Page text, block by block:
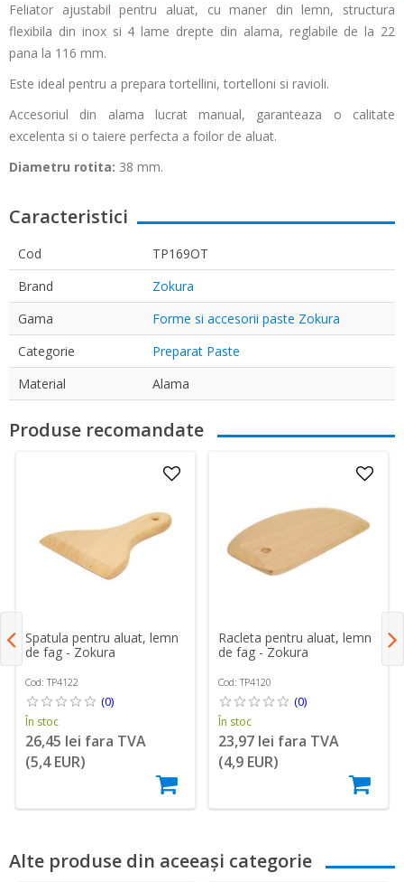
Feliator ajustabil pentru aluat, cu maner din lemn, structura
flexibila din inox si 4 lame drepte din alama, reglabile de la 22
pana la 116 mm.
Este ideal pentru a prepara tortellini, tortelloni si ravioli.
Accesoriul din alama lucrat manual, garanteaza o calitate
excelenta si o taiere perfecta a foilor de aluat.
Diametru rotita: 38 mm.
Caracteristici
Cod
TP169OT
Brand
Zokura
Gama
Forme si accesorii paste Zokura
Categorie
Preparat Paste
Material
Alama
Produse recomandate
Spatula pentru aluat, lemn
de fag - Zokura
Cod: TP4122
(0)
În stoc
26,45 lei fara TVA
(5,4 EUR)
Racleta pentru aluat, lemn
de fag - Zokura
Cod: TP4120
(0)
În stoc
23,97 lei fara TVA
(4,9 EUR)
Alte produse din aceeași categorie